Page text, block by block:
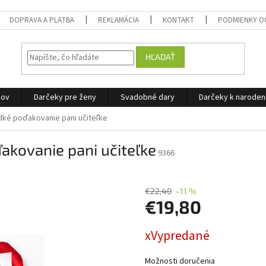
DOPRAVA A PLATBA REKLAMÁCIA KONTAKT PODMIENKY
HĽADAŤ
Darčeky pre ženy Svadobné dary Darčeky k
poďakovanie pani učiteľke
pani učiteľke 9366
€22,40 –11 %
€19,80
cena:
xVypredané
Možnosti doručenia